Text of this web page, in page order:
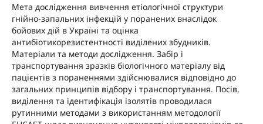
Мета дослідження вивчення етіологічної структури
гнійно-запальних інфекцій у поранених внаслідок
бойових дій в Україні та оцінка
антибіотикорезистентності виділених збудників.
Матеріали та методи дослідження. Забір і
транспортування зразків біологічного матеріалу від
пацієнтів з пораненнями здійснювалися відповідно до
загальних принципів відбору і транспортування. Посів,
виділення та ідентифікація ізолятів проводилася
рутинними методами з використанням методології